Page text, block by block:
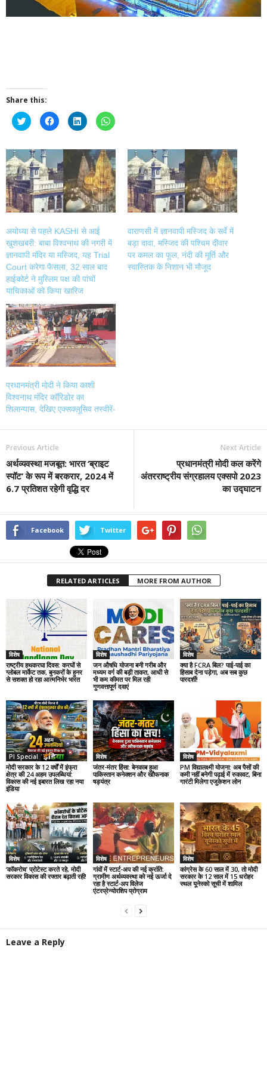
Share this:
Click
to
Twitter
(Opens
in
new
window)
Click
to
Facebook
in
new
window)
Click
to
LinkedIn
(Opens
in
new
window)
Click
to
WhatsApp
(Opens
in
new
window)
अयोध्या से पहले KASHI से आई
खुशखबरी: बाबा विश्वनाथ की नगरी में
ज्ञानवापी मंदिर या मस्जिद, यह Trial
Court करेगा फैसला, 32 साल बाद
हाईकोर्ट ने मुस्लिम पक्ष की पांचों
याचिकाओं को किया खारिज
वाराणसी में ज्ञानवापी मस्जिद के सर्वे में
बड़ा दावा, मस्जिद की पश्चिम दीवार
पर कमल का फूल, नंदी की मूर्ति और
स्वास्तिक के निशान भी मौजूद
प्रधानमंत्री मोदी ने किया काशी
विश्वनाथ मंदिर कॉरिडोर का
शिलान्यास, देखिए एक्सक्लूसिव तस्वीरें-
Previous Article
अर्थव्यवस्था मजबूत: भारत ‘ब्राइट
स्पॉट’ के रूप में बरकरार, 2024 में
6.7 प्रतिशत रहेगी वृद्धि दर
Next Article
प्रधानमंत्री मोदी कल करेंगे
अंतरराष्ट्रीय संग्रहालय एक्सपो 2023
का उद्घाटन
Facebook Twitter
RELATED ARTICLES MORE FROM AUTHOR
विशेष
राष्ट्रीय हथकरघा दिवस: करघों से
ग्लोबल मार्केट तक, बुनकरों के हुनर
से सशक्त हो रहा आत्मनिर्भर भारत
विशेष
जन औषधि योजना बनी गरीब और
मध्यम वर्ग की बड़ी ताकत, आधी से
भी कम कीमत पर मिल रही
गुणवत्तापूर्ण दवाएं
विशेष
क्या है FCRA बिल? पाई-पाई का
हिसाब देना पड़ेगा, अब सब कुछ
पारदर्शी!
PI Special
मोदी सरकार के 12 वर्षों में इंफ्रा
क्षेत्र की 24 अहम उपलब्धियां:
विकास की नई इबारत लिख रहा नया
इंडिया
विशेष
जंतर-मंतर हिंसा: बेनकाब हुआ
पाकिस्तान कनेक्शन और खौफनाक
षड्यंत्र
विशेष
PM विद्यालक्ष्मी योजना: अब पैसों की
कमी नहीं बनेगी पढ़ाई में रुकावट, बिना
गारंटी मिलेगा एजुकेशन लोन
विशेष
‘कॉकरोच’ प्रोटेस्ट करते रहे, मोदी
सरकार विकास की रफ्तार बढ़ाती रही!
विशेष
गांवों में स्टार्ट-अप की नई क्रांति:
ग्रामीण अर्थव्यवस्था को नई ऊर्जा दे
रहा है स्टार्ट-अप विलेज
एंटरप्रेन्योरशिप प्रोग्राम
विशेष
कांग्रेस के 60 साल में 30, तो मोदी
सरकार के 12 साल में 15 धरोहर
स्थल यूनेस्को सूची में शामिल
Leave a Reply